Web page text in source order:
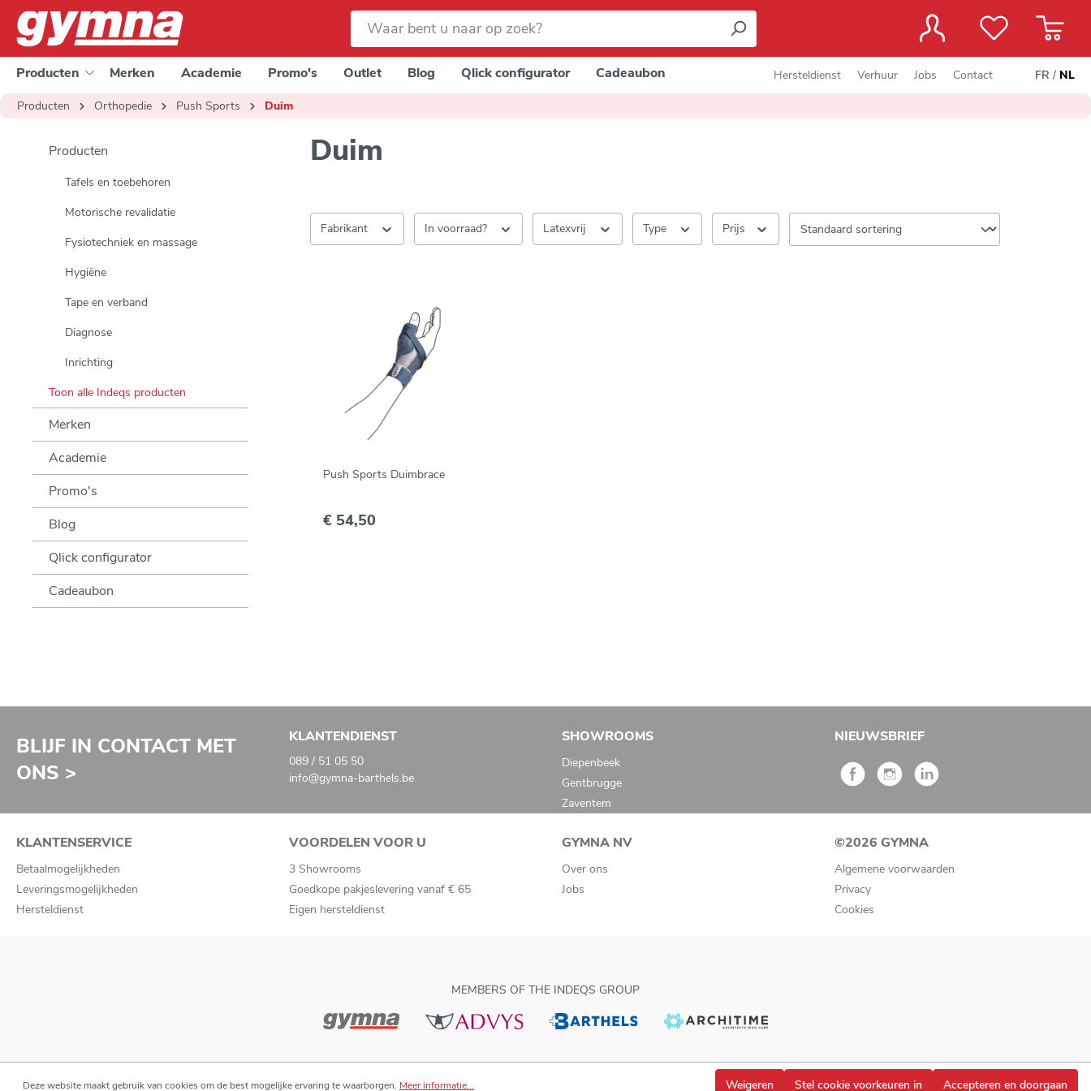
zoekopdracht Ga naar de hoofdnavigatie
Producten Merken Academie Promo's Outlet Blog Qlick configurator Cadeaubon Hersteldienst Verhuur Jobs Contact FR / NL
Producten
Orthopedie Push Sports Duim
Producten
Tafels en toebehoren
Motorische revalidatie
Fysiotechniek en massage
Hygiëne
Tape en verband
Diagnose
Inrichting
Toon alle Indeqs producten
Merken
Academie
Promo's
Blog
Qlick configurator
Cadeaubon
Duim
Fabrikant In voorraad? Latexvrij Type Prijs
Push Sports Duimbrace
€ 54,50
BLIJF IN CONTACT MET
ONS >
KLANTENDIENST
089 / 51 05 50
info@gymna-barthels.be
SHOWROOMS
Diepenbeek
Gentbrugge
Zaventem
NIEUWSBRIEF
KLANTENSERVICE
Betaalmogelijkheden
Leveringsmogelijkheden
Hersteldienst
VOORDELEN VOOR U
3 Showrooms
Goedkope pakjeslevering vanaf € 65
Eigen hersteldienst
GYMNA NV
Over ons
Jobs
©2026 GYMNA
Algemene voorwaarden
Privacy
Cookies
MEMBERS OF THE INDEQS GROUP
Deze website maakt gebruik van cookies om de best mogelijke ervaring te waarborgen. Meer informatie... Weigeren Stel cookie voorkeuren in Accepteren en doorgaan